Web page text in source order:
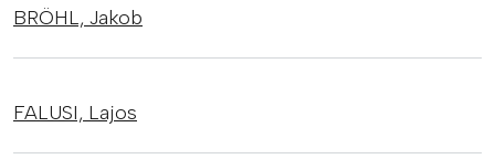
BRÖHL, Jakob
FALUSI, Lajos